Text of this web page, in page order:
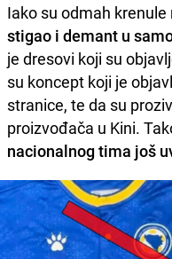
Iako su odmah
stigao i demant u
je dresovi koji su
su koncept koji je
stranice, te da su
proizvođača u Kini.
nacionalnog tima još